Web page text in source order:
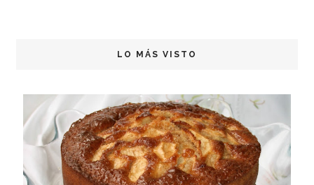
LO MÁS VISTO